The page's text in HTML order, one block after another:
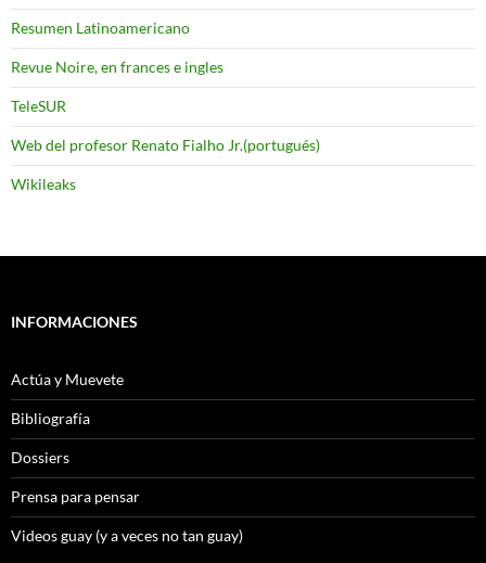
Resumen Latinoamericano
Revue Noire, en frances e ingles
TeleSUR
Web del profesor Renato Fialho Jr.(portugués)
Wikileaks
INFORMACIONES
Actúa y Muevete
Bibliografía
Dossiers
Prensa para pensar
Videos guay (y a veces no tan guay)